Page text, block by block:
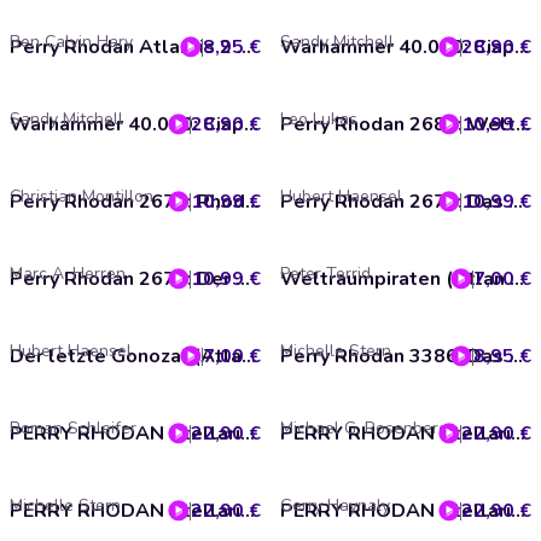
Perry Rhodan Atlantis 2 Episode 01: Das neue Utopia
Ben Calvin Hary 8,95 € Warhammer 40.000: Ciaphas Cain 02
Sandy Mitchell 28,90 €
Warhammer 40.000: Ciaphas Cain 01
Sandy Mitchell 28,90 € Perry Rhodan 2681: Welt aus Hass
Leo Lukas 10,99 €
Perry Rhodan 2677: Rhodans Entscheidung
Christian Montillon 10,99 € Perry Rhodan 2673: Das 106. Stockwerk
Hubert Haensel 10,99 €
Perry Rhodan 2670: Der Weg des Konstrukteu
Marc A. Herren 10,99 € Weltraumpiraten (Atlan Traversan-Zyklus 07)
Peter Terrid 7,00 €
Der letzte Gonozal (Atlan Traversan-Zyklus 08)
Hubert Haensel 7,00 € Perry Rhodan 3386: Das Portal
Michelle Stern 8,95 €
PERRY RHODAN Stellaris Paket 5
Roman Schleifer 22,90 € PERRY RHODAN Stellaris Paket 6
Michael G. Rosenberg 22,90 €
PERRY RHODAN Stellaris Paket 4
Michelle Stern 22,90 € PERRY RHODAN Stellaris Paket 2
Gerry Haynaly 22,90 €